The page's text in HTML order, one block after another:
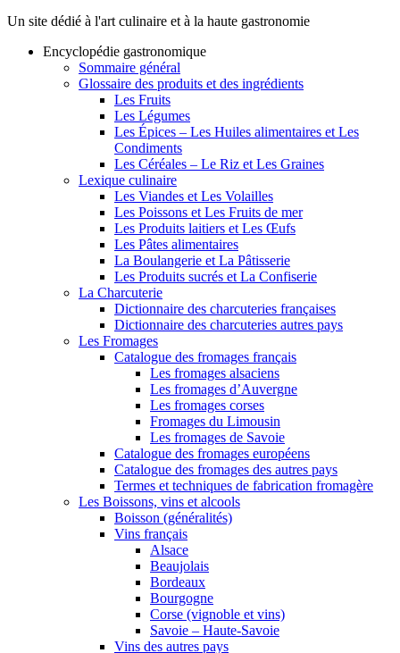
Un site dédié à l'art culinaire et à la haute gastronomie
Encyclopédie gastronomique
Sommaire général
Glossaire des produits et des ingrédients
Les Fruits
Les Légumes
Les Épices – Les Huiles alimentaires et Les
Condiments
Les Céréales – Le Riz et Les Graines
Lexique culinaire
Les Viandes et Les Volailles
Les Poissons et Les Fruits de mer
Les Produits laitiers et Les Œufs
Les Pâtes alimentaires
La Boulangerie et La Pâtisserie
Les Produits sucrés et La Confiserie
La Charcuterie
Dictionnaire des charcuteries françaises
Dictionnaire des charcuteries autres pays
Les Fromages
Catalogue des fromages français
Les fromages alsaciens
Les fromages d’Auvergne
Les fromages corses
Fromages du Limousin
Les fromages de Savoie
Catalogue des fromages européens
Catalogue des fromages des autres pays
Termes et techniques de fabrication fromagère
Les Boissons, vins et alcools
Boisson (généralités)
Vins français
Alsace
Beaujolais
Bordeaux
Bourgogne
Corse (vignoble et vins)
Savoie – Haute-Savoie
Vins des autres pays